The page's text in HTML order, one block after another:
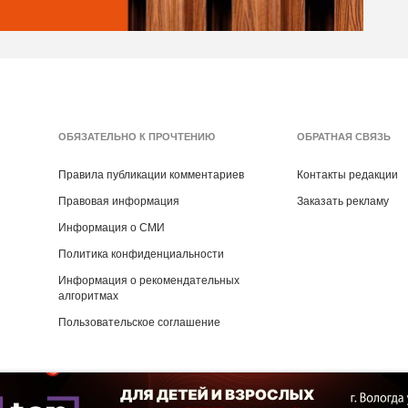
ОБЯЗАТЕЛЬНО К ПРОЧТЕНИЮ
Правила публикации комментариев
Правовая информация
Информация о СМИ
Политика конфиденциальности
Информация о рекомендательных
алгоритмах
Пользовательское соглашение
ОБРАТНАЯ СВЯЗЬ
Контакты редакции
Заказать рекламу